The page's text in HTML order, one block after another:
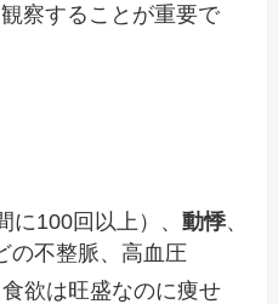
察することが重要で
に100回以上）、動悸、
の不整脈、高血圧
欲は旺盛なのに痩せ